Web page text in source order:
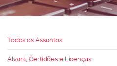
Todos os Assuntos
Alvará, Certidões e Licenças